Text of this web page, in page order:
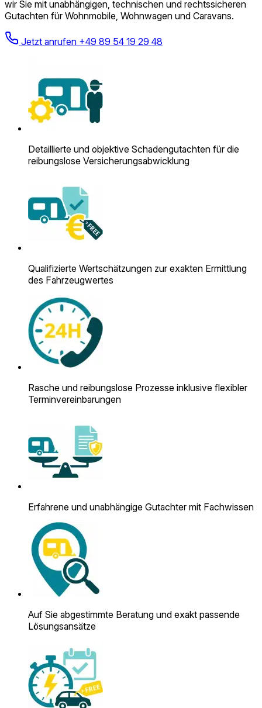
wir Sie mit unabhängigen, technischen und rechtssicheren
Gutachten für Wohnmobile, Wohnwagen und Caravans.
Jetzt anrufen +49 89 54 19 29 48
Detaillierte und objektive Schadengutachten für die
reibungslose Versicherungsabwicklung
Qualifizierte Wertschätzungen zur exakten Ermittlung
des Fahrzeugwertes
Rasche und reibungslose Prozesse inklusive flexibler
Terminvereinbarungen
Erfahrene und unabhängige Gutachter mit Fachwissen
Auf Sie abgestimmte Beratung und exakt passende
Lösungsansätze